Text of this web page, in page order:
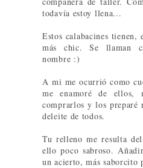
todavía estoy llena...
Estos calabacines tienen,
más chic. Se llaman
nombre :)
A mi me ocurrió como
me enamoré de ellos,
comprarlos y los preparé
deleite de todos.
Tu relleno me resulta
ello poco sabroso.
un acierto, más saborcito